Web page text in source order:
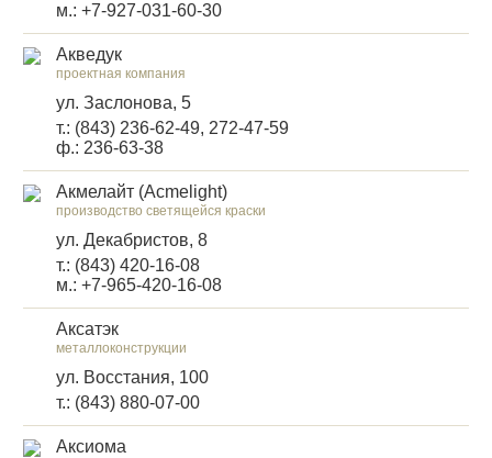
м.: +7-927-031-60-30
Акведук
проектная компания
ул. Заслонова, 5
т.: (843) 236-62-49, 272-47-59
ф.: 236-63-38
Акмелайт (Acmelight)
производство светящейся краски
ул. Декабристов, 8
т.: (843) 420-16-08
м.: +7-965-420-16-08
Аксатэк
металлоконструкции
ул. Восстания, 100
т.: (843) 880-07-00
Аксиома